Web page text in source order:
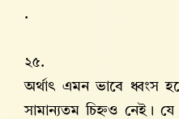
.
২৫.
অর্থাৎ এমন ভাবে ধ্বংস
সামান্যতম চিহ্নও নেই।